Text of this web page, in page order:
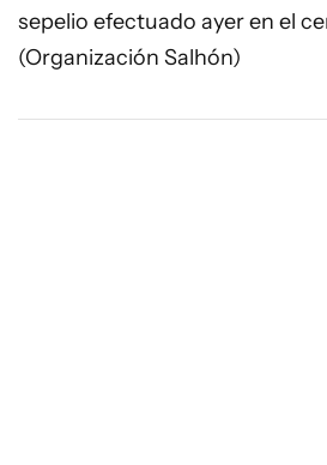
sepelio efectuado ayer en el
(Organización Salhón)